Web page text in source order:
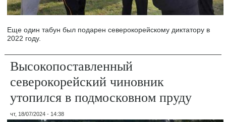
Еще один табун был подарен северокорейскому диктатору в
2022 году.
Высокопоставленный
северокорейский чиновник
утопился в подмосковном пруду
чт, 18/07/2024 - 14:38